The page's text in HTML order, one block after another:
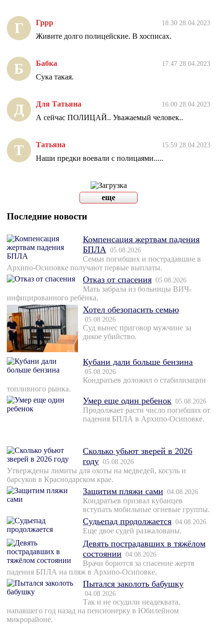
Г Гррр 18:30 28.04.2023
Живите долго полицейские. В хосписах.
Б Бабка 17:47 28.04.2023
Сука такая.
Д Для Татьяна 16:00 28.04.2023
А сейчас ПОЛИЦАЙ.. Уважаемый человек..
Т Татьяна 15:59 28.04.2023
Наши предки воевали с полицаями.....
еще
Последние новости
Компенсация жертвам падения
БПЛА
05.08.2026
Семьи погибших и пострадавшие в
Архипо-Осиповке получают первые выплаты.
Отказ от спасения 05.08.2026
Мать забрала из больницы ВИЧ-
инфицированного ребёнка.
Хотел обезопасить семью
05.08.2026
Суд вынес приговор мужчине за
дикое убийство.
Кубани дали больше бензина
05.08.2026
Кондратьев доложил о стабилизации
топливного рынка.
Умер еще один ребенок 05.08.2026
Продолжает расти число погибших от
падения БПЛА в Архипо-Осиповке.
Сколько убьют зверей в 2026
году 05.08.2026
Утверждены лимиты для охоты на медведей, косуль и
барсуков в Краснодарском крае.
Защитим пляжи сами 04.08.2026
Кондратьев призвал кубанцев
вступать мобильные огневые группы.
Судьепад продолжается 04.08.2026
Еще двое судей разжалованы.
Девять пострадавших в тяжёлом
состоянии 04.08.2026
Врачи борются за спасение жертв
падения БПЛА на пляж в Архипо-Осиповке.
Пытался заколоть бабушку
04.08.2026
Так и не осудили неадеквата,
напавшего год назад на пенсионерку в Юбилейном
микрорайоне.